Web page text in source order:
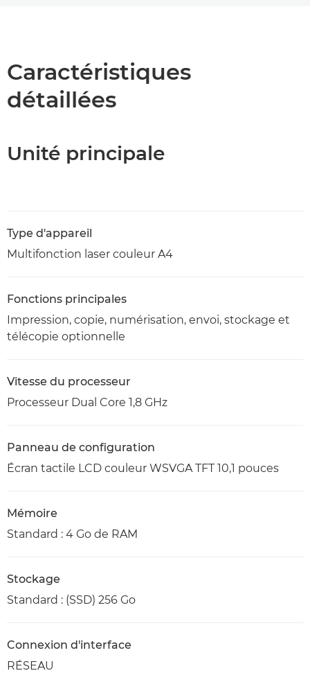
Caractéristiques
détaillées
Unité principale
Type d'appareil
Multifonction laser couleur A4
Fonctions principales
Impression, copie, numérisation, envoi, stockage et
télécopie optionnelle
Vitesse du processeur
Processeur Dual Core 1,8 GHz
Panneau de configuration
Écran tactile LCD couleur WSVGA TFT 10,1 pouces
Mémoire
Standard : 4 Go de RAM
Stockage
Standard : (SSD) 256 Go
Connexion d'interface
RÉSEAU